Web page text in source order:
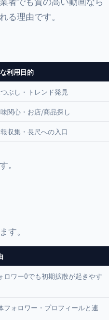
理由です。
利用目的
ぶし・トレンド発見
関心・お店/商品探し
収集・長尺への入口
す。
ロワー0でも初期拡散が起きやす
フォロワー・プロフィールと連